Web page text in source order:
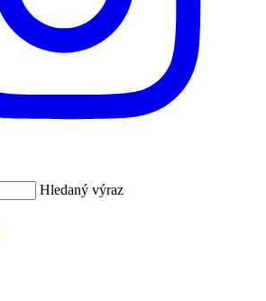
Hledaný výraz